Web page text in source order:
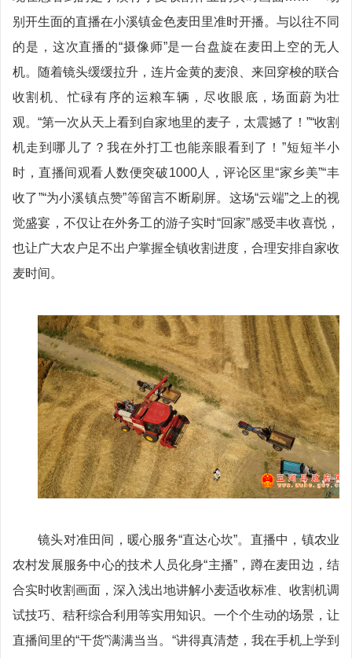
别开生面的直播在小溪镇金色麦田里准时开播。与以往不同
的是，这次直播的“摄像师”是一台盘旋在麦田上空的无人
机。随着镜头缓缓拉升，连片金黄的麦浪、来回穿梭的联合
收割机、忙碌有序的运粮车辆，尽收眼底，场面蔚为壮
观。“第一次从天上看到自家地里的麦子，太震撼了！”“收割
机走到哪儿了？我在外打工也能亲眼看到了！”短短半小
时，直播间观看人数便突破1000人，评论区里“家乡美”“丰
收了”“为小溪镇点赞”等留言不断刷屏。这场“云端”之上的视
觉盛宴，不仅让在外务工的游子实时“回家”感受丰收喜悦，
也让广大农户足不出户掌握全镇收割进度，合理安排自家收
麦时间。
镜头对准田间，暖心服务“直达心坎”。直播中，镇农业
农村发展服务中心的技术人员化身“主播”，蹲在麦田边，结
合实时收割画面，深入浅出地讲解小麦适收标准、收割机调
试技巧、秸秆综合利用等实用知识。一个个生动的场景，让
直播间里的“干货”满满当当。“讲得真清楚，我在手机上学到